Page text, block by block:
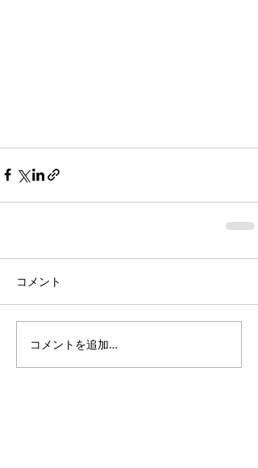
コメント
コメントを追加…